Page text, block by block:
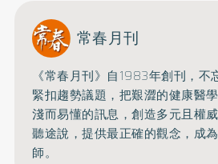
常春月刊
《常春月刊》自1983年創刊，不
緊扣趨勢議題，把艱澀的健康醫
淺而易懂的訊息，創造多元且權
聽途說，提供最正確的觀念，成
師。